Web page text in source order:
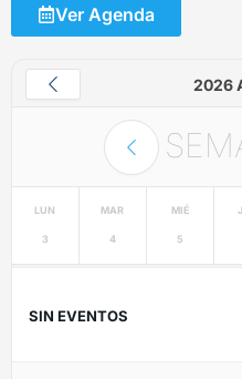
Ver Agenda
2026
LUN
3
MAR
4
MIÉ
5
SIN EVENTOS